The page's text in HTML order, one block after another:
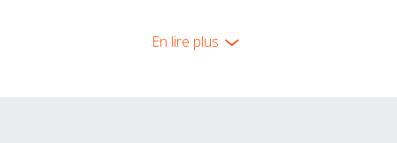
En lire plus